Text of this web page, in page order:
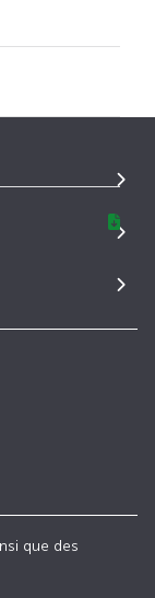
que des